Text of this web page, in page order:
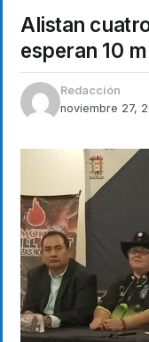
Alistan
esperan 10
Redacción
noviembre 27,